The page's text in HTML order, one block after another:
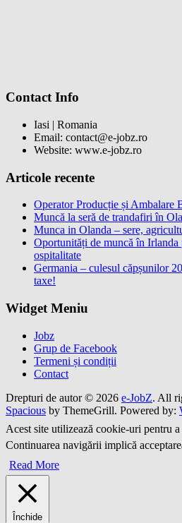
Contact Info
Iasi | Romania
Email: contact@e-jobz.ro
Website: www.e-jobz.ro
Articole recente
Operator Producție și Ambalare
Muncă la seră de trandafiri în
Munca in Olanda – sere,
Oportunități de muncă în
ospitalitate
Germania – culesul căpșunilor
taxe!
Widget Meniu
Jobz
Grup de Facebook
Termeni și condiții
Contact
Drepturi de autor © 2026 e-JobZ. All
Spacious by ThemeGrill. Powered by:
Acest site utilizează cookie-uri pentru
Continuarea navigării implică
Read More
Închide